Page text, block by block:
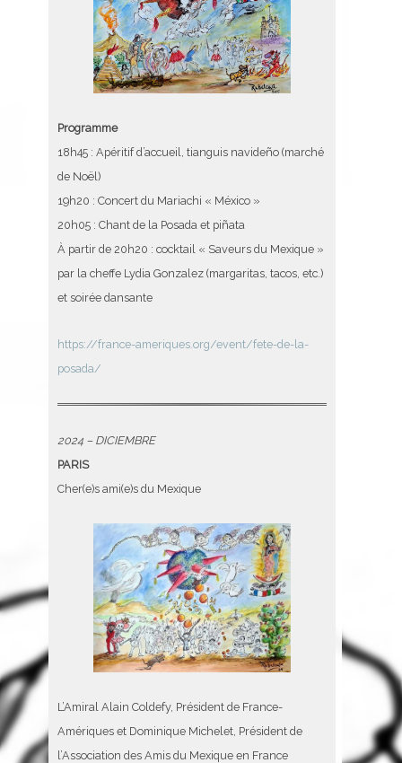
Programme
18h45 : Apéritif d’accueil, tianguis navideño (marché
de Noël)
19h20 : Concert du Mariachi « México »
20h05 : Chant de la Posada et piñata
À partir de 20h20 : cocktail « Saveurs du Mexique »
par la cheffe Lydia Gonzalez (margaritas, tacos, etc.)
et soirée dansante
https://france-ameriques.org/event/fete-de-la-
posada/
2024 – DICIEMBRE
PARIS
Cher(e)s ami(e)s du Mexique
L’Amiral Alain Coldefy, Président de France-
Amériques et Dominique Michelet, Président de
l’Association des Amis du Mexique en France